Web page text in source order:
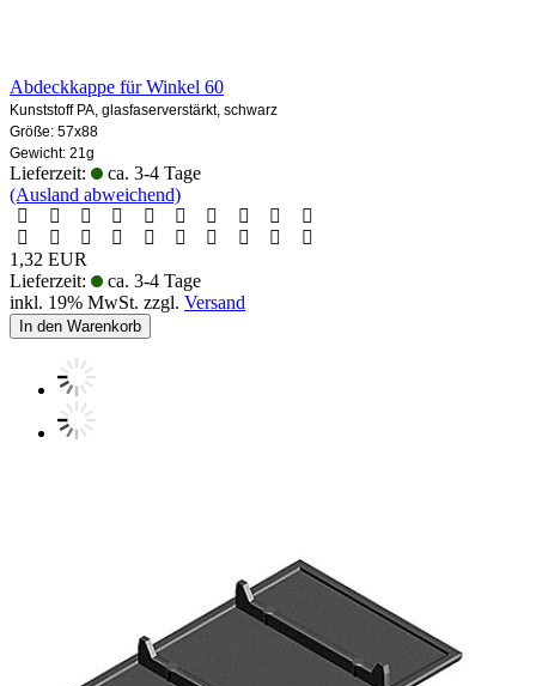
Abdeckkappe für Winkel 60
Kunststoff PA, glasfaserverstärkt, schwarz
Größe: 57x88
Gewicht: 21g
Lieferzeit:
ca. 3-4 Tage
(Ausland abweichend)
1,32 EUR
Lieferzeit:
ca. 3-4 Tage
inkl. 19% MwSt. zzgl. Versand
In den Warenkorb